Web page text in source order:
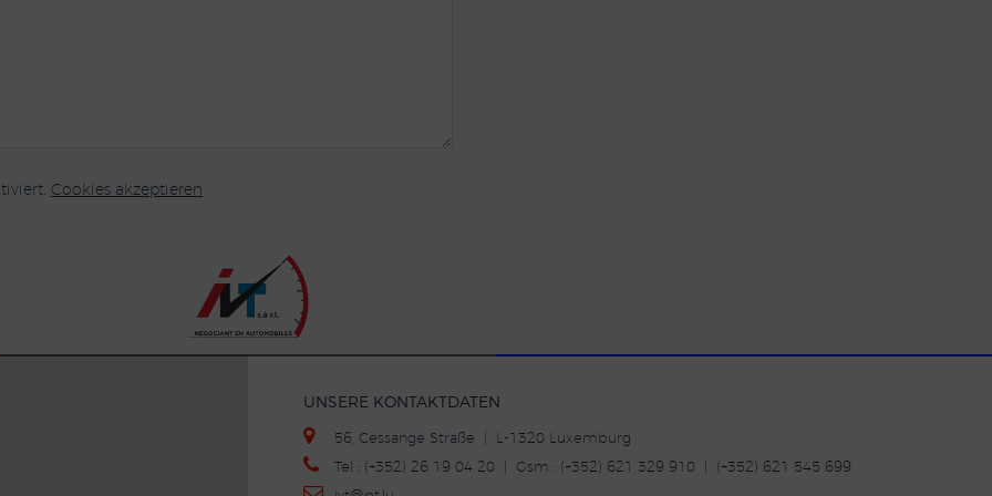
Cookies akzeptieren
UNSERE KONTAKTDATEN
56, Cessange Straße | L-1320 Luxemburg
Tel : (+352) 26 19 04 20 | Gsm : (+352) 621 329 910 | (+352) 621 545 699